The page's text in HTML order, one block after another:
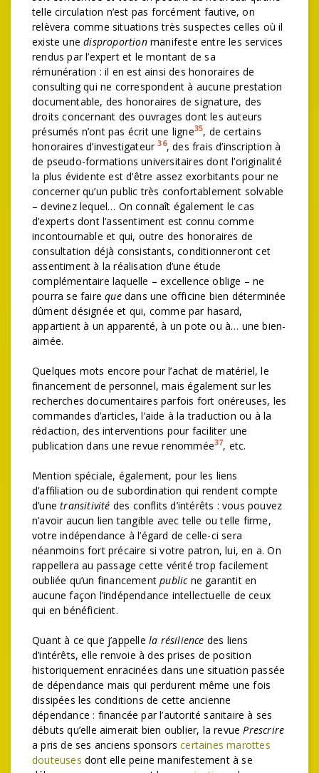
telle circulation n’est pas forcément fautive, on
relèvera comme situations très suspectes celles où il
existe unedisproportionmanifeste entre les services
rendus par l’expert et le montant de sa
rémunération : il en est ainsi des honoraires de
consulting qui ne correspondent à aucune prestation
documentable, des honoraires de signature, des
droits concernant des ouvrages dont les auteurs
présumés n’ont pas écrit une ligne35, de certains
honoraires d’investigateur36, des frais d’inscription à
de pseudo-formations universitaires dont l’originalité
la plus évidente est d’être assez exorbitants pour ne
concerner qu’un public très confortablement solvable
– devinez lequel… On connaît également le cas
d’experts dont l’assentiment est connu comme
incontournable et qui, outre des honoraires de
consultation déjà consistants, conditionneront cet
assentiment à la réalisation d’une étude
complémentaire laquelle – excellence oblige – ne
pourra se fairequedans une officine bien déterminée
dûment désignée et qui, comme par hasard,
appartient à un apparenté, à un pote ou à… une bien-
aimée.
Quelques mots encore pour l’achat de matériel, le
financement de personnel, mais également sur les
recherches documentaires parfois fort onéreuses, les
commandes d’articles, l’aide à la traduction ou à la
rédaction, des interventions pour faciliter une
publication dans une revue renommée37, etc.
Mention spéciale, également, pour les liens
d’affiliation ou de subordination qui rendent compte
d’unetransitivité des conflits d’intérêts : vous pouvez
n’avoir aucun lien tangible avec telle ou telle firme,
votre indépendance à l’égard de celle-ci sera
néanmoins fort précaire si votre patron, lui, en a. On
rappellera au passage cette vérité trop facilement
oubliée qu’un financementpublicne garantit en
aucune façon l’indépendance intellectuelle de ceux
qui en bénéficient.
Quant à ce que j’appelle la résilience des liens
d’intérêts, elle renvoie à des prises de position
historiquement enracinées dans une situation passée
de dépendance mais qui perdurent même une fois
dissipées les conditions de cette ancienne
dépendance : financée par l’autorité sanitaire à ses
débuts qu’elle aimerait bien oublier, la revue Prescrire
a pris de ses anciens sponsorscertaines marottes
douteuses dont elle peine manifestement à se